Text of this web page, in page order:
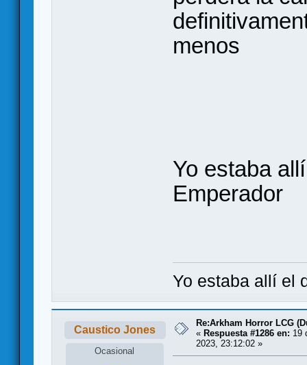
menos
Yo estaba
Emperador
Yo estaba allí el
Caustico Jones
Ocasional
Re:Arkham Horror LCG
« Respuesta #1286 en: 19
2023, 23:12:02 »